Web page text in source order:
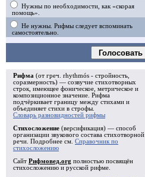
Нужны по необходимости, как «скорая
помощь».
Не нужны. Рифмы следует вспоминать
самостоятельно.
Голосовать
Рифма (от греч. rhythmós - стройность,
соразмерность) — созвучие стихотворных
строк, имеющее фоническое, метрическое и
композиционное значение. Рифма
подчёркивает границу между стихами и
объединяет стихи в строфы
Словарь разновидностей рифмы
Стихосложение (версификация) — способ
организации звукового состава стихотворной
речи. Подробнее см. Справочник по
стихосложению
Сайт Рифмовед.org полностью посвящён
стихосложению и русской рифме.